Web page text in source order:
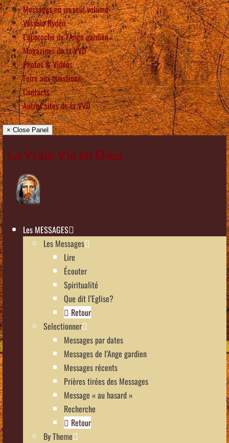
Messages en un seul volume
Vassula Rydén
L’approche de l’Ange gardien
Magazines de la VVD
Photos & Vidéos
Foire aux questions
Contacts
Autres sites de la VVD
× Close Panel
La Vraie Vie en Dieu
Les MESSAGES
Les Messages
Lire
Écouter
Spiritualité
Que dit l’Eglise?
Retour
Selectionner
Messages par dates
Messages de l’Ange gardien
Messages récents
Prières tirées des Messages
Message « au hasard »
Recherche
Retour
By Theme